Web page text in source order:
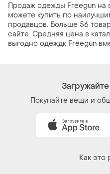
Продаж одежды Freegun на
можете купить по
продавцов. Больше 56
сайте. Средняя цена в
выгодно одеждк Freegun
Покупайте вещи и
Как это